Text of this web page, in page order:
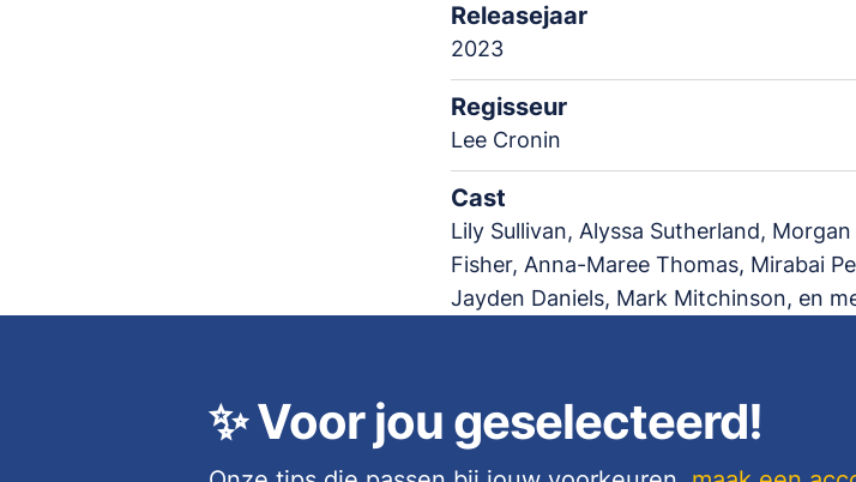
Releasejaar
2023
Regisseur
Lee Cronin
Cast
Lily Sullivan, Alyssa Sutherland,
Fisher, Anna-Maree Thomas, Mirabai
Jayden Daniels, Mark Mitchinson, en
✨Voor jou geselecteerd!